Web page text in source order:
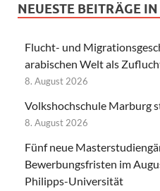
NEUESTE BEITRÄGE
Flucht- und
arabischen Welt als
8. August 2026
Volkshochschule Marburg
8. August 2026
Fünf neue
Bewerbungsfristen im
Philipps-Universität